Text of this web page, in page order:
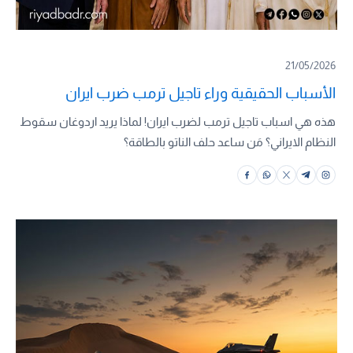
21/05/2026
الأسباب الحقيقية وراء تاجيل ترمب ضرب ايران
هذه هي اسباب تاجيل ترمب لضرب ايران! لماذا يريد اردوغان سقوط
النظام الايراني؟ مَن ساعد حلف الناتو بالطاقة؟